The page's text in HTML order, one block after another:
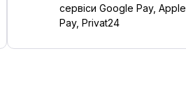
сервіси Google Pay, Apple
Pay, Privat24